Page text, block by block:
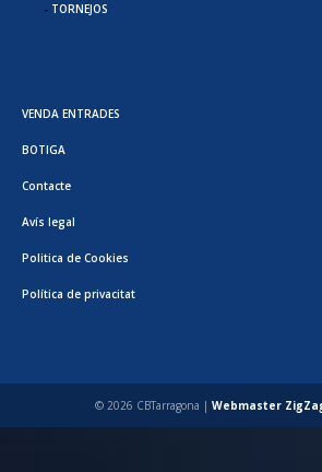
TORNEJOS
VENDA ENTRADES
BOTIGA
Contacte
Avís legal
Politica de Cookies
Política de privacitat
© 2026 CBTarragona | Webmaster